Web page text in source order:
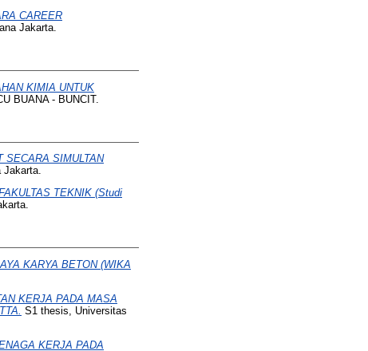
CAREER
Jakarta.
KIMIA UNTUK
BUANA - BUNCIT.
SECARA SIMULTAN
Jakarta.
TEKNIK (Studi
KARYA BETON (WIKA
KERJA PADA MASA
S1 thesis, Universitas
KERJA PADA